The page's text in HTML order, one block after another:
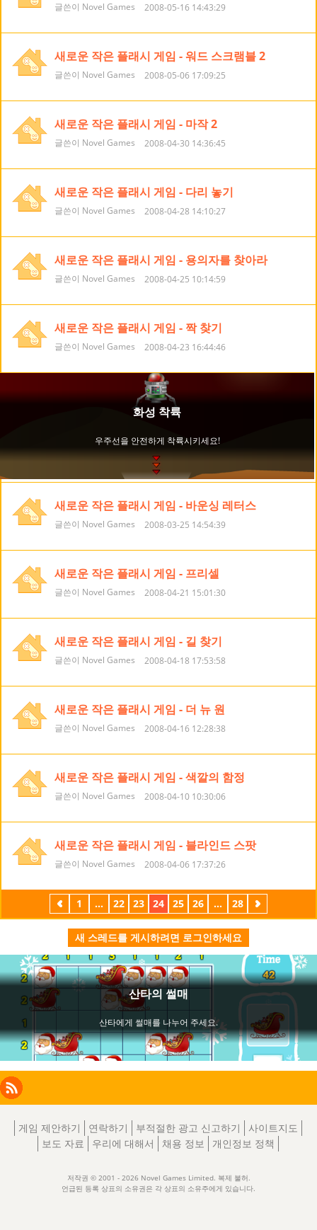
글쓴이 Novel Games 2008-05-16 14:43:29
새로운 작은 플래시 게임 - 워드 스크램블 2
글쓴이 Novel Games 2008-05-06 17:09:25
새로운 작은 플래시 게임 - 마작 2
글쓴이 Novel Games 2008-04-30 14:36:45
새로운 작은 플래시 게임 - 다리 놓기
글쓴이 Novel Games 2008-04-28 14:10:27
새로운 작은 플래시 게임 - 용의자를 찾아라
글쓴이 Novel Games 2008-04-25 10:14:59
새로운 작은 플래시 게임 - 짝 찾기
글쓴이 Novel Games 2008-04-23 16:44:46
새로운 작은 플래시 게임 - 바운싱 레터스
글쓴이 Novel Games 2008-03-25 14:54:39
새로운 작은 플래시 게임 - 프리셀
글쓴이 Novel Games 2008-04-21 15:01:30
새로운 작은 플래시 게임 - 길 찾기
글쓴이 Novel Games 2008-04-18 17:53:58
새로운 작은 플래시 게임 - 더 뉴 원
글쓴이 Novel Games 2008-04-16 12:28:38
새로운 작은 플래시 게임 - 색깔의 함정
글쓴이 Novel Games 2008-04-10 10:30:06
새로운 작은 플래시 게임 - 블라인드 스팟
글쓴이 Novel Games 2008-04-06 17:37:26
새 스레드를 게시하려면 로그인하세요
이
전
1 ... 22 23 24 25 26 ... 28
다
음
Facebook
Instagram
X
LinkedIn
RSS
게임 제안하기 연락하기 부적절한 광고 신고하기
사이트지도
보도 자료
우리에 대해서 채용 정보 개인정보 정책
저작권 © 2001 - 2026 Novel Games Limited. 복제 불허.
언급된 등록 상표의 소유권은 각 상표의 소유주에게 있습니다.